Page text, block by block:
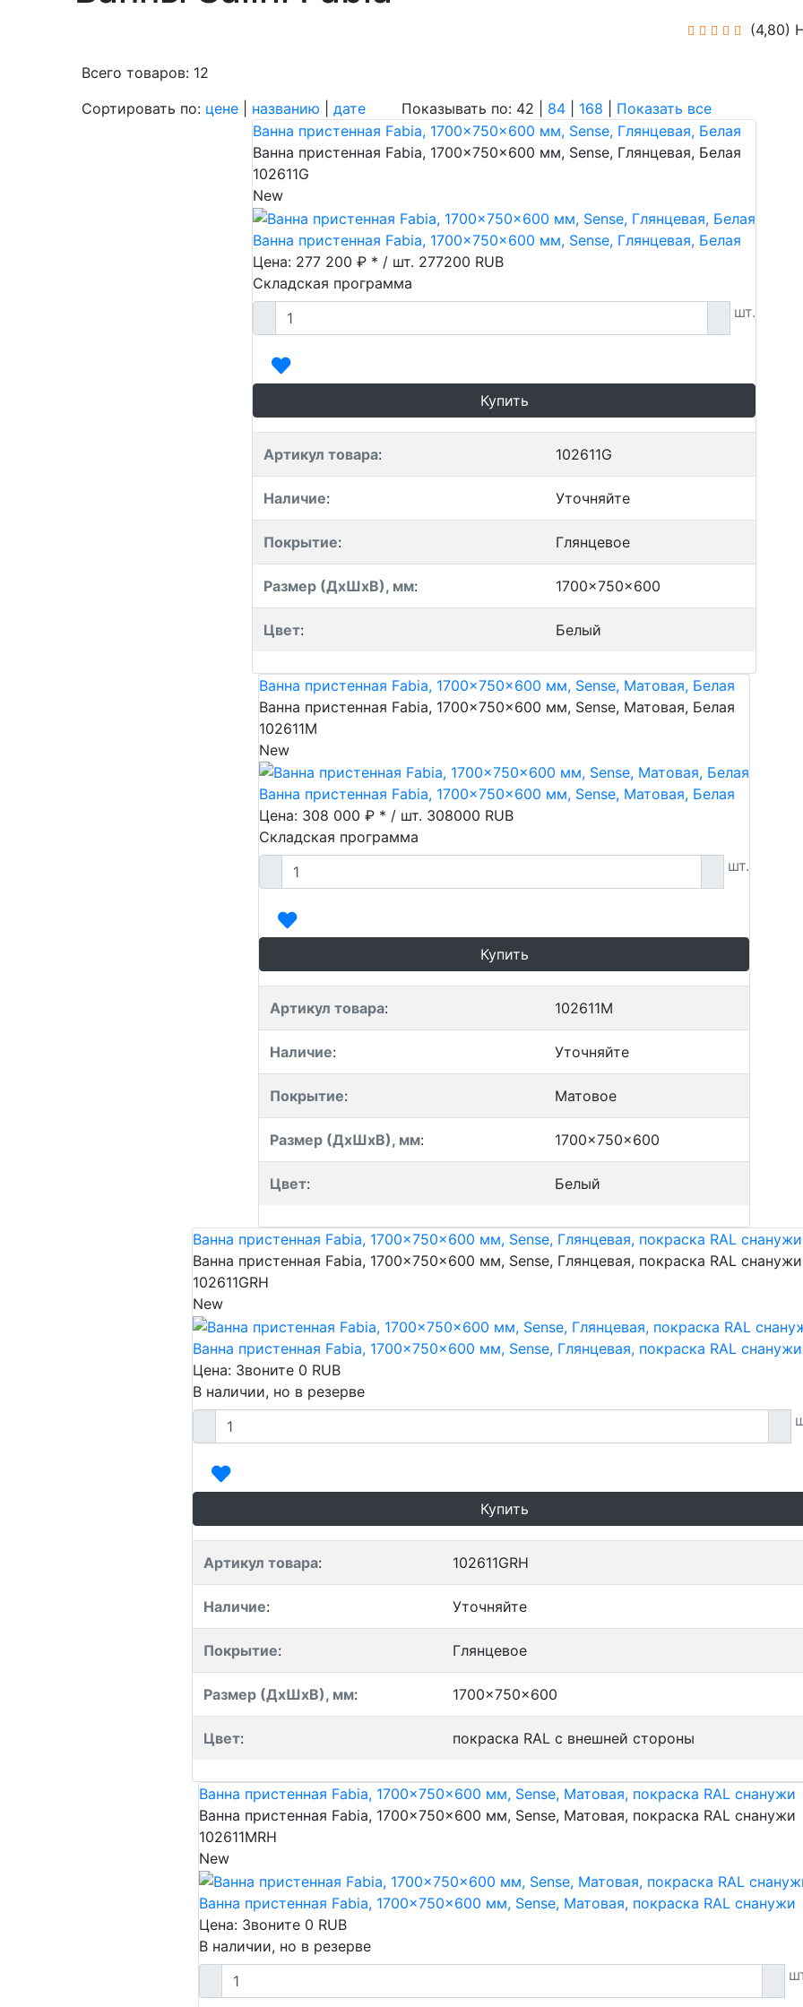
(4,80)
Всего товаров: 12
Сортировать по: цене названию дате Показывать по: 42 | 84 168
Показать все
Ванна пристенная Fabia, 1700x750x600 мм, Sense, Глянцевая, Белая
Ванна пристенная Fabia, 1700x750x600 мм, Sense, Глянцевая, Белая
102611G
New
Ванна пристенная Fabia, 1700x750x600 мм, Sense, Глянцевая, Белая
Цена: 277 200 ₽ * / шт. 277200 RUB
Складская программа
шт.
Купить
Артикул товара: 102611G
Наличие: Уточняйте
Покрытие: Глянцевое
Размер (ДхШхВ), мм: 1700x750x600
Цвет: Белый
Ванна пристенная Fabia, 1700x750x600 мм, Sense, Матовая, Белая
Ванна пристенная Fabia, 1700x750x600 мм, Sense, Матовая, Белая
102611M
New
Ванна пристенная Fabia, 1700x750x600 мм, Sense, Матовая, Белая
Цена: 308 000 ₽ * / шт. 308000 RUB
Складская программа
шт.
Купить
Артикул товара: 102611M
Наличие: Уточняйте
Покрытие: Матовое
Размер (ДхШхВ), мм: 1700x750x600
Цвет: Белый
Ванна пристенная Fabia, 1700x750x600 мм, Sense, Глянцевая, покраска RAL снанужи
Ванна пристенная Fabia, 1700x750x600 мм, Sense, Глянцевая, покраска RAL снанужи
102611GRH
New
Ванна пристенная Fabia, 1700x750x600 мм, Sense, Глянцевая, покраска RAL снанужи
Цена: Звоните 0 RUB
В наличии, но в резерве
Купить
Артикул товара: 102611GRH
Наличие: Уточняйте
Покрытие: Глянцевое
Размер (ДхШхВ), мм: 1700x750x600
Цвет: покраска RAL с внешней стороны
Ванна пристенная Fabia, 1700x750x600 мм, Sense, Матовая, покраска RAL снанужи
Ванна пристенная Fabia, 1700x750x600 мм, Sense, Матовая, покраска RAL снанужи
102611MRH
New
Ванна пристенная Fabia, 1700x750x600 мм, Sense, Матовая, покраска RAL снанужи
Цена: Звоните 0 RUB
В наличии, но в резерве